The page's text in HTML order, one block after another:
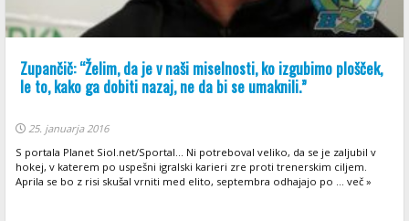
Zupančič: “Želim, da je v naši miselnosti, ko izgubimo plošček,
le to, kako ga dobiti nazaj, ne da bi se umaknili.”
25. januarja 2016
S portala Planet Siol.net/Sportal... Ni potreboval veliko, da se je zaljubil v
hokej, v katerem po uspešni igralski karieri zre proti trenerskim ciljem.
Aprila se bo z risi skušal vrniti med elito, septembra odhajajo po ... več »